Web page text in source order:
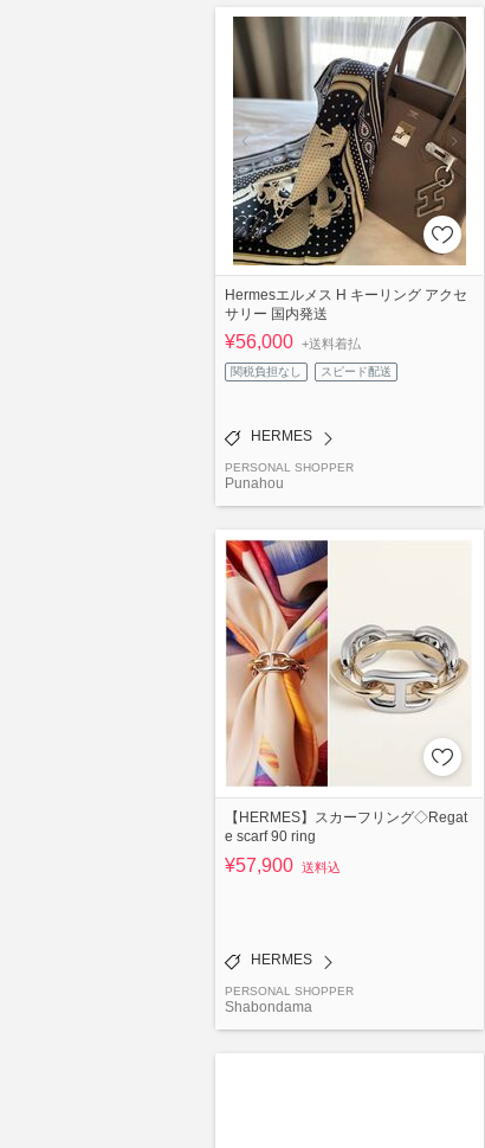
Hermesエルメス H キーリング アクセ
サリー 国内発送
¥56,000 +送料着払
関税負担なし スピード配送
HERMES
PERSONAL SHOPPER
Punahou
【HERMES】スカーフリング◇Regat
e scarf 90 ring
¥57,900 送料込
HERMES
PERSONAL SHOPPER
Shabondama